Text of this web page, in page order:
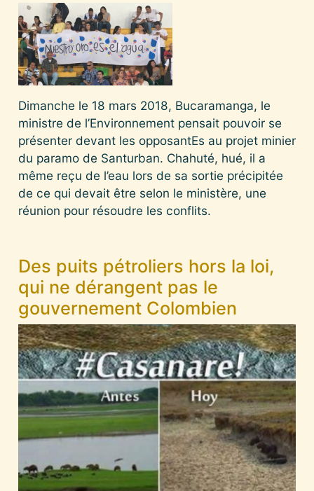
Dimanche le 18 mars 2018, Bucaramanga, le
ministre de l’Environnement pensait pouvoir se
présenter devant les opposantEs au projet minier
du paramo de Santurban. Chahuté, hué, il a
même reçu de l’eau lors de sa sortie précipitée
de ce qui devait être selon le ministère, une
réunion pour résoudre les conflits.
Des puits pétroliers hors la loi,
qui ne dérangent pas le
gouvernement Colombien